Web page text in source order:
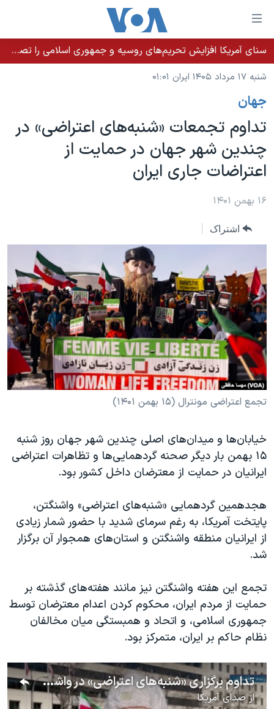
لینکهای
قابل
دسترسی
جهش
محتوای
اصلی
به
صفحه
جهش
خانه
نسخه سبک وب‌سایت
موضوع ها
ایران
آمریکا
جهان
ورزشی
فرهنگ و زندگی
حقوق شهروندی
اقتصادی
علم و فناوری
اسرائیل در جنگ
برنامه های تلویزیونی
جدول برنامه ها
صفحه‌های ویژه
جام جهانی ۲۰۲۶
بایگانی برنامه‌های تلویزیونی
مستندها
انتخابات ریاست جمهوری آمریکا ۲۰۲۴
حمله جمهوری اسلامی به اسرائیل
رمز مهسا
ورزش زنان در ایران
اعتراضات زن، زندگی، آزادی
تریبونال مردمی آبان ۹۸
دادگاه حمید نوری
قانون شفافیت دارائی کادر رهبری ایران
اعتراضات مردمی آبان ۹۸
همایش محافظه‌کاران آمریکا «سی‌پک»
صفحه‌های ویژه
سفر پرزیدنت ترامپ به چین
فرکانس‌های صدای آمریکا
پخش رادیویی
دنبال کنید
زبانهای مختلف
سنای آمریکا افزایش تحریم‌های روسیه و جمهوری اسلامی را تصویب کرد؛ زلنسکی از این اقدام تشکر کرد
شنبه ۱۷ مرداد ۱۴۰۵ ایران ۰۱:۰۱
جهان
تداوم تجمعات «شنبه‌های اعتراضی» در
چندین شهر جهان در حمایت از
اعتراضات جاری ایران
۱۶ بهمن ۱۴۰۱
اشتراک
تجمع اعتراضی مونترال (۱۵ بهمن ۱۴۰۱)
خیابان‌ها و میدان‌های اصلی چندین شهر جهان روز شنبه
۱۵ بهمن بار دیگر صحنه گردهمایی‌ها و تظاهرات اعتراضی
ایرانیان در حمایت از معترضان داخل کشور بود.
هجدهمین گردهمایی «شنبه‌های اعتراضی» واشنگتن،
پایتخت آمریکا، به رغم سرمای شدید با حضور شمار زیادی
از ایرانیان منطقه واشنگتن و استان‌های همجوار آن برگزار
شد.
تجمع این هفته واشنگتن نیز مانند هفته‌های گذشته بر
حمایت از مردم ایران، محکوم کردن اعدام معترضان توسط
جمهوری اسلامی، و اتحاد و همبستگی میان مخالفان
نظام حاکم بر ایران، متمرکز بود.
تداوم برگزاری «شنبه‌های اعتراضی» در واشنگتن با حضور گسترده ایرانیان
ازصدای آمریکا